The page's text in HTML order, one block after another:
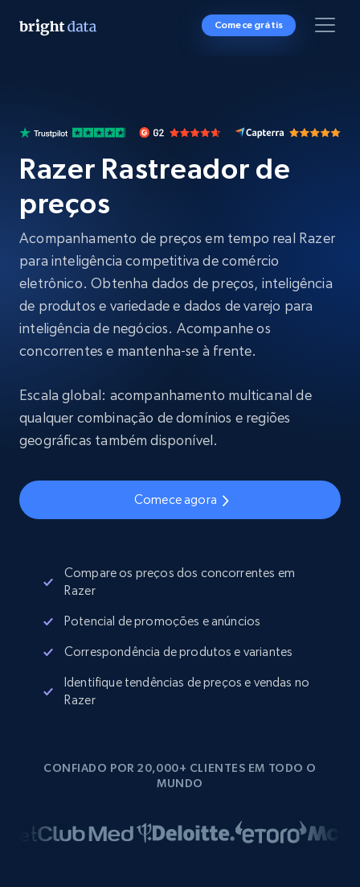
Comece grátis
Razer Rastreador de
preços
Acompanhamento de preços em tempo real Razer
para inteligência competitiva de comércio
eletrônico. Obtenha dados de preços, inteligência
de produtos e variedade e dados de varejo para
inteligência de negócios. Acompanhe os
concorrentes e mantenha-se à frente.
Escala global: acompanhamento multicanal de
qualquer combinação de domínios e regiões
geográficas também disponível.
Comece agora
Compare os preços dos concorrentes em
Razer
Potencial de promoções e anúncios
Correspondência de produtos e variantes
Identifique tendências de preços e vendas no
Razer
CONFIADO POR 20,000+ CLIENTES EM TODO O
MUNDO